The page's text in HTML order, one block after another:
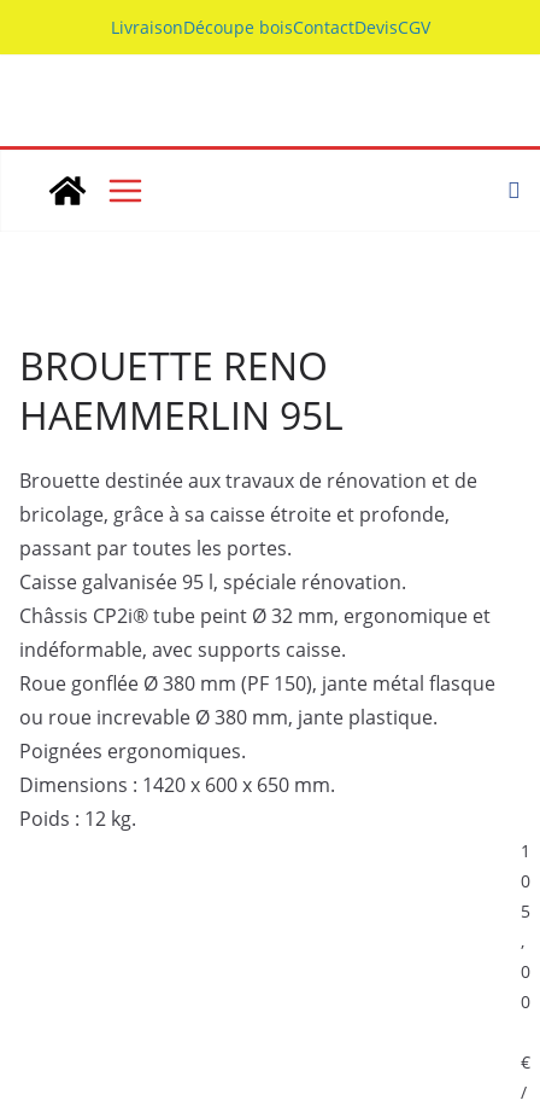
to
LivraisonDécoupe boisContactDevisCGV
BROUETTE RENO
HAEMMERLIN 95L
Brouette destinée aux travaux de rénovation et de
bricolage, grâce à sa caisse étroite et profonde,
passant par toutes les portes.
Caisse galvanisée 95 l, spéciale rénovation.
Châssis CP2i® tube peint Ø 32 mm, ergonomique et
indéformable, avec supports caisse.
Roue gonflée Ø 380 mm (PF 150), jante métal flasque
ou roue increvable Ø 380 mm, jante plastique.
Poignées ergonomiques.
Dimensions : 1420 x 600 x 650 mm.
Poids : 12 kg.
1
0
5
,
0
0
€
/